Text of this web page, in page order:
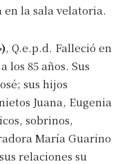
la sala velatoria.
, Q.e.p.d. Falleció en
los 85 años. Sus
sus hijos
Juana, Eugenia
sobrinos,
María Guarino
relaciones su